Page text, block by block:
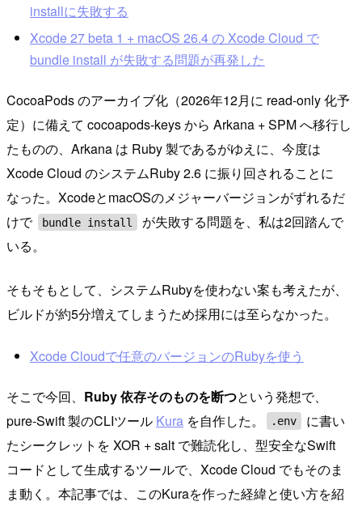
installに失敗する
Xcode 27 beta 1 + macOS 26.4 の Xcode Cloud で
bundle install が失敗する問題が再発した
CocoaPods のアーカイブ化（2026年12月に read-only 化予
定）に備えて cocoapods‑keys から Arkana + SPM へ移行し
たものの、Arkana は Ruby 製であるがゆえに、今度は
Xcode Cloud のシステムRuby 2.6 に振り回されることに
なった。XcodeとmacOSのメジャーバージョンがずれるだ
けで
bundle install
が失敗する問題を、私は2回踏んで
いる。
そもそもとして、システムRubyを使わない案も考えたが、
ビルドが約5分増えてしまうため採用には至らなかった。
Xcode Cloudで任意のバージョンのRubyを使う
そこで今回、 Ruby 依存そのものを断つという発想で、
pure-Swift 製のCLIツール Kura を自作した。 .env
に書い
たシークレットを XOR + salt で難読化し、型安全なSwift
コードとして生成するツールで、Xcode Cloud でもそのま
ま動く。本記事では、このKuraを作った経緯と使い方を紹